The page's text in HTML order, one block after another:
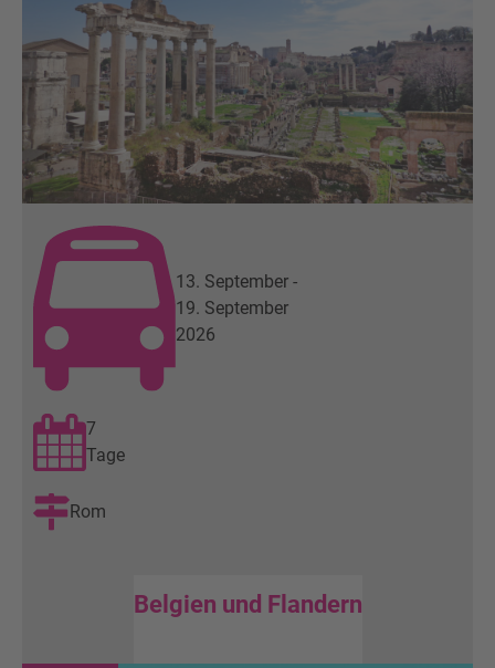
13. September -
19. September
2026
7
Tage
Rom
Belgien und Flandern